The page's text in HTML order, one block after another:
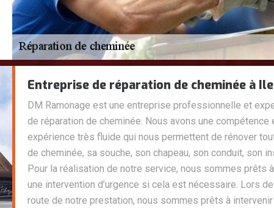
Entreprise de réparation de cheminée à
DM Ramonage est une entreprise professionnelle et
de réparation de cheminée. Nous avons une compétence
expérience très fluide qui nous permettent de rénover
de cheminée, sa souche, son chapeau, son conduit, son
Pour la réalisation de notre service, nous sommes prêts
une intervention d’urgence si cela est nécessaire. Lors
route de notre prestation, nous sommes prêts à